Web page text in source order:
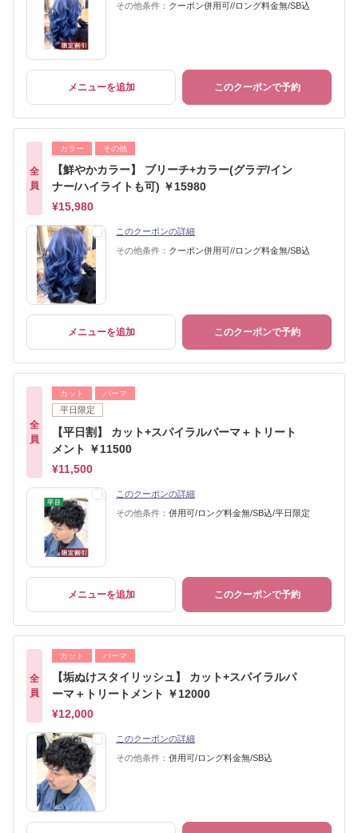
その他条件： クーポン併用可//ロング料金無/SB込
メニューを追加 このクーポンで予約
全
員
カラー その他
【鮮やかカラー】 ブリーチ+カラー(グラデ/イン
ナー/ハイライトも可) ￥15980
¥15,980
このクーポンの詳細
その他条件： クーポン併用可//ロング料金無/SB込
メニューを追加 このクーポンで予約
全
員
カット パーマ
平日限定
【平日割】 カット+スパイラルパーマ＋トリート
メント ￥11500
¥11,500
このクーポンの詳細
その他条件： 併用可/ロング料金無/SB込/平日限定
メニューを追加 このクーポンで予約
全
員
カット パーマ
【垢ぬけスタイリッシュ】 カット+スパイラルパ
ーマ＋トリートメント ￥12000
¥12,000
このクーポンの詳細
その他条件： 併用可/ロング料金無/SB込